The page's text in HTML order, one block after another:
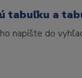
tabuľku a
napíšte do